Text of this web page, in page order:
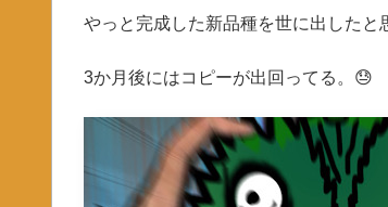
やっと完成した新品種を世に出したと
3か月後にはコピーが出回ってる。😓